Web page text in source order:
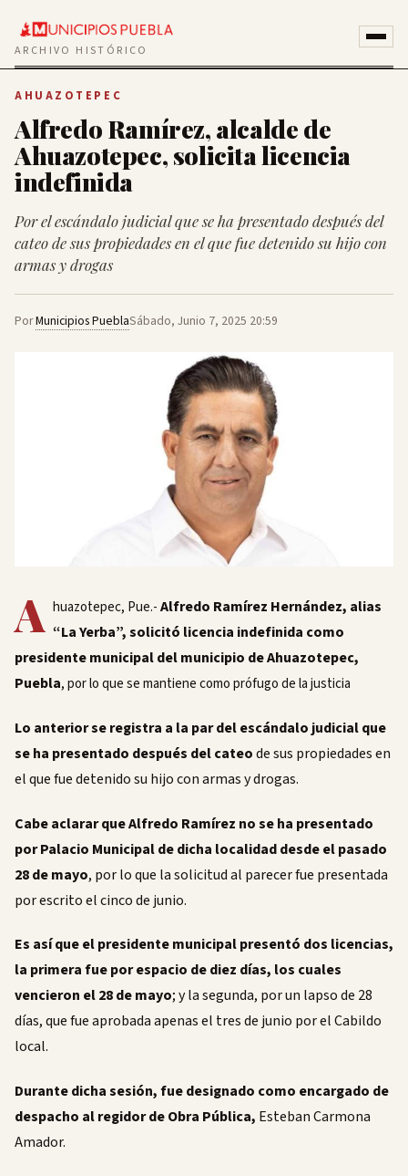
ARCHIVO HISTÓRICO
AHUAZOTEPEC
Alfredo Ramírez, alcalde de
Ahuazotepec, solicita licencia
indefinida
Por el escándalo judicial que se ha presentado después del
cateo de sus propiedades en el que fue detenido su hijo con
armas y drogas
PorMunicipios PueblaSábado, Junio 7, 2025 20:59
A huazotepec, Pue.-Alfredo Ramírez Hernández, alias
“La Yerba”, solicitó licencia indefinida como
presidente municipal del municipio de Ahuazotepec,
Puebla, por lo que se mantiene como prófugo de la justicia
Lo anterior se registra a la par del escándalo judicial que
se ha presentado después del cateode sus propiedades en
el que fue detenido su hijo con armas y drogas.
Cabe aclarar que Alfredo Ramírez no se ha presentado
por Palacio Municipal de dicha localidad desde el pasado
28 de mayo, por lo que la solicitud al parecer fue presentada
por escrito el cinco de junio.
Es así que el presidente municipal presentó dos licencias,
la primera fue por espacio de diez días, los cuales
vencieron el 28 de mayo; y la segunda, por un lapso de 28
días, que fue aprobada apenas el tres de junio por el Cabildo
local.
Durante dicha sesión, fue designado como encargado de
despacho al regidor de Obra Pública, Esteban Carmona
Amador.